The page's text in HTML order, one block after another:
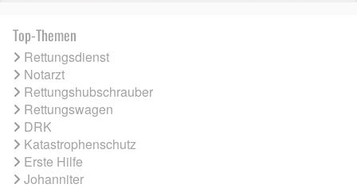
Top-Themen
Rettungsdienst
Notarzt
Rettungshubschrauber
Rettungswagen
DRK
Katastrophenschutz
Erste Hilfe
Johanniter